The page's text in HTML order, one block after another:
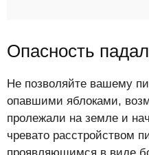
Опасность
Не позволяйте вашему
опавшими яблоками,
пролежали на земле и
чревато расстройством